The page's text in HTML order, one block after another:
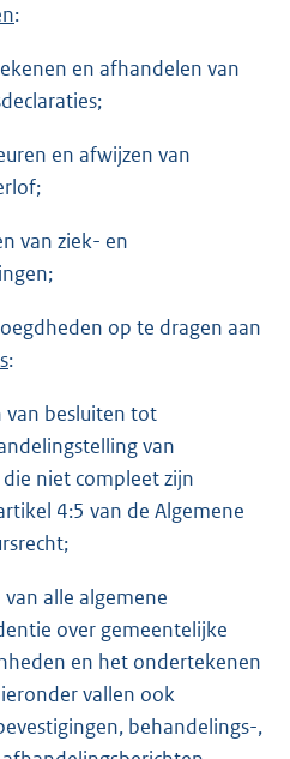
:
en afhandelen van
en afwijzen van
van ziek- en
op te dragen aan
:
van besluiten tot
van
niet compleet zijn
4:5 van de Algemene
alle algemene
over gemeentelijke
en het ondertekenen
vallen ook
behandelings-,